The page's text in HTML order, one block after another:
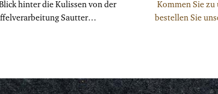
hinter die Kulissen von der
Sautter…
Kommen Sie zu
bestellen Sie